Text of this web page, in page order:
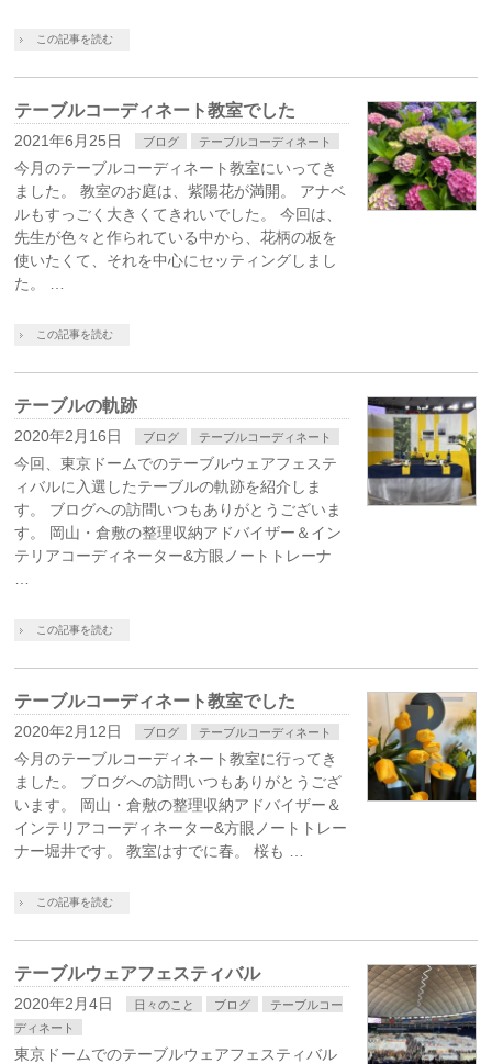
この記事を読む
テーブルコーディネート教室でした
2021年6月25日 ブログ テーブルコーディネート
今月のテーブルコーディネート教室にいってき
ました。 教室のお庭は、紫陽花が満開。 アナベ
ルもすっごく大きくてきれいでした。 今回は、
先生が色々と作られている中から、花柄の板を
使いたくて、それを中心にセッティングしまし
た。 …
この記事を読む
テーブルの軌跡
2020年2月16日 ブログ テーブルコーディネート
今回、東京ドームでのテーブルウェアフェステ
ィバルに入選したテーブルの軌跡を紹介しま
す。 ブログへの訪問いつもありがとうございま
す。 岡山・倉敷の整理収納アドバイザー＆イン
テリアコーディネーター&方眼ノートトレーナ
この記事を読む
テーブルコーディネート教室でした
2020年2月12日 ブログ テーブルコーディネート
今月のテーブルコーディネート教室に行ってき
ました。 ブログへの訪問いつもありがとうござ
います。 岡山・倉敷の整理収納アドバイザー＆
インテリアコーディネーター&方眼ノートトレー
ナー堀井です。 教室はすでに春。 桜も …
この記事を読む
テーブルウェアフェスティバル
2020年2月4日 日々のこと ブログ
テーブルコー
ディネート
東京ドームでのテーブルウェアフェスティバル